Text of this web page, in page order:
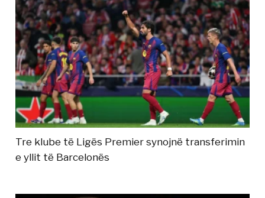
Tre klube të Ligës Premier synojnë transferimin
e yllit të Barcelonës